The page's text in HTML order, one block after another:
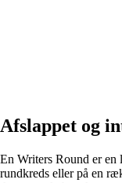
Afslappet og
En Writers Round er en
rundkreds eller på en